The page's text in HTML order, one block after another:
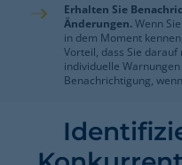
Erhalten Sie
Änderungen.Wenn
in dem Moment
Vorteil, dass Sie darauf
individuelle
Benachrichtigung,